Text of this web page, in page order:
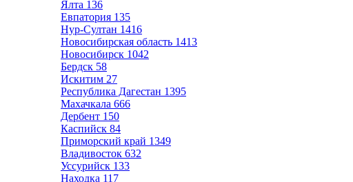
Ялта 136
Евпатория 135
Нур-Султан 1416
Новосибирская область 1413
Новосибирск 1042
Бердск 58
Искитим 27
Республика Дагестан 1395
Махачкала 666
Дербент 150
Каспийск 84
Приморский край 1349
Владивосток 632
Уссурийск 133
Находка 117